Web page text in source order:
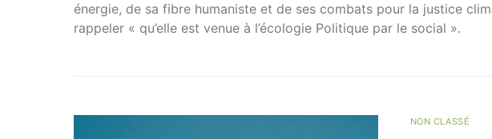
énergie, de sa fibre humaniste et de ses combats pour la justice
rappeler « qu’elle est venue à l’écologie Politique par le social ».
NON CLASSÉ